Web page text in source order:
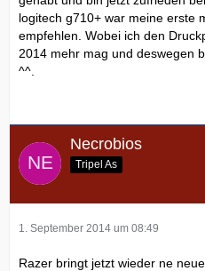
logitech g710+ war meine erste
empfehlen. Wobei ich den
2014 mehr mag und deswegen
^^.
Necrobios
Tripel As
1. September 2014 um 08:49
Razer bringt jetzt wieder ne